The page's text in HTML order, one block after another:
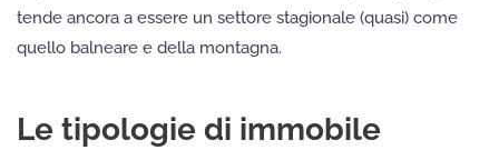
tende ancora a essere un settore stagionale (quasi) come
quello balneare e della montagna.
Le tipologie di immobile